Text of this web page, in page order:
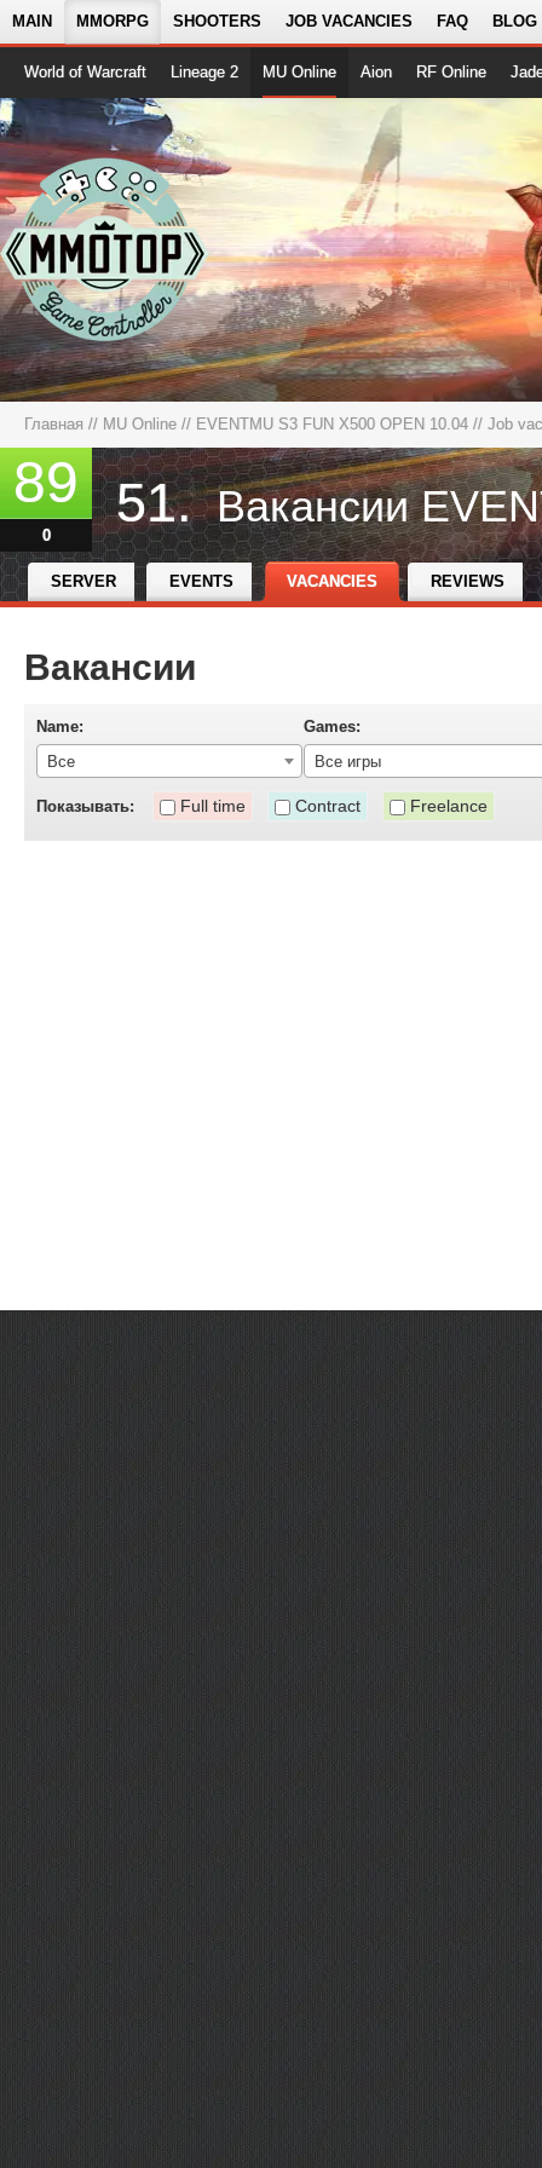
MAIN MMORPG SHOOTERS JOB VACANCIES FAQ BLOG
World of Warcraft Lineage 2 MU Online Aion RF Online
Главная // MU Online // EVENTMU S3 FUN X500 OPEN 10.04 // Job
89
0
51.
SERVER EVENTS VACANCIES REVIEWS
Вакансии
Name:
Все
Games:
Все игры
Показывать: Full time Contract Freelance